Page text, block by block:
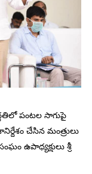
పంటల సాగుపై
చేసిన మంత్రులు
ఉపాధ్యక్షులు శ్రీ